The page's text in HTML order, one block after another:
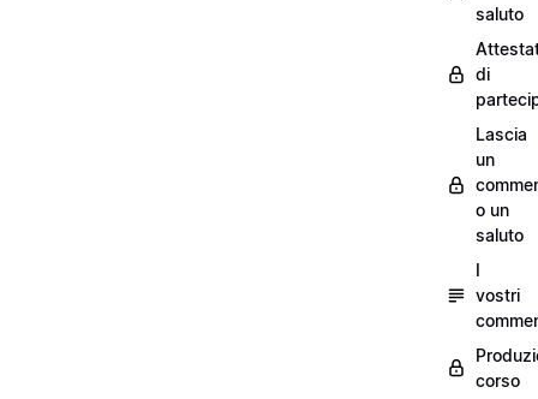
saluto
di
Lascia
un
o un
saluto
I
vostri
corso